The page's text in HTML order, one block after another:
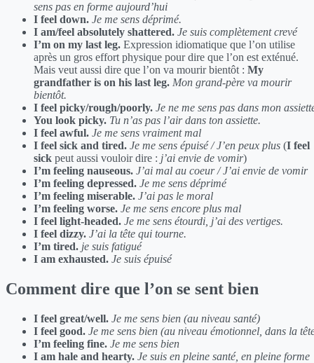
sens pas en forme aujourd’hui
I feel down. Je me sens déprimé.
I am/feel absolutely shattered. Je suis complètement crevé
I’m on my last leg. Expression idiomatique que l’on utilise
après un gros effort physique pour dire que l’on est exténué.
Mais veut aussi dire que l’on va mourir bientôt : My
grandfather is on his last leg. Mon grand-père va mourir
bientôt.
I feel picky/rough/poorly. Je ne me sens pas dans mon
You look picky. Tu n’as pas l’air dans ton assiette.
I feel awful. Je me sens vraiment mal
I feel sick and tired. Je me sens épuisé / J’en peux plus (I feel
sick peut aussi vouloir dire : j’ai envie de vomir)
I’m feeling nauseous. J’ai mal au coeur / J’ai envie de vomir
I’m feeling depressed. Je me sens déprimé
I’m feeling miserable. J’ai pas le moral
I’m feeling worse. Je me sens encore plus mal
I feel light-headed. Je me sens étourdi, j’ai des vertiges.
I feel dizzy. J’ai la tête qui tourne.
I’m tired. je suis fatigué
I am exhausted. Je suis épuisé
Comment dire que l’on se sent bien
I feel great/well. Je me sens bien (au niveau santé)
I feel good. Je me sens bien (au niveau émotionnel, dans la
I’m feeling fine. Je me sens bien
I am hale and hearty. Je suis en pleine santé, en pleine forme